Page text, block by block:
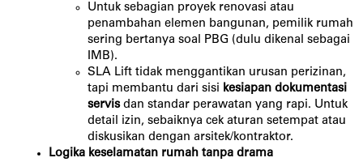
Untuk sebagian proyek renovasi atau
penambahan elemen bangunan, pemilik rumah
sering bertanya soal PBG (dulu dikenal sebagai
IMB).
SLA Lift tidak menggantikan urusan perizinan,
tapi membantu dari sisi kesiapan dokumentasi
servisdan standar perawatan yang rapi. Untuk
detail izin, sebaiknya cek aturan setempat atau
diskusikan dengan arsitek/kontraktor.
Logika keselamatan rumah tanpa drama